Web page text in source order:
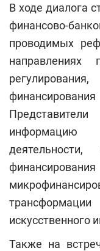
В ходе диалога
финансово-
проводимых
направлениях
искусственного
Также на